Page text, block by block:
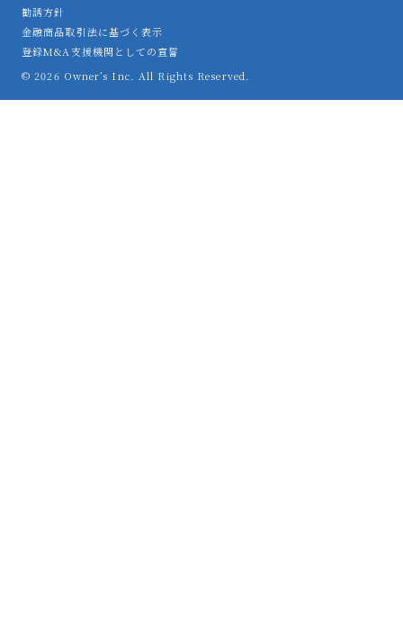
勧誘方針
金融商品取引法に基づく表示
登録M&A支援機関としての宣誓
© 2026 Owner’s Inc. All Rights Reserved.